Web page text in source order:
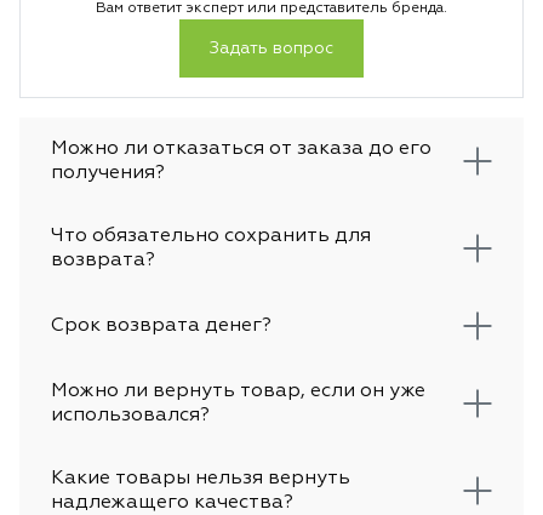
Вам ответит эксперт или представитель бренда.
Задать вопрос
Можно ли отказаться от заказа до его
получения?
Что обязательно сохранить для
возврата?
Срок возврата денег?
Можно ли вернуть товар, если он уже
использовался?
Какие товары нельзя вернуть
надлежащего качества?